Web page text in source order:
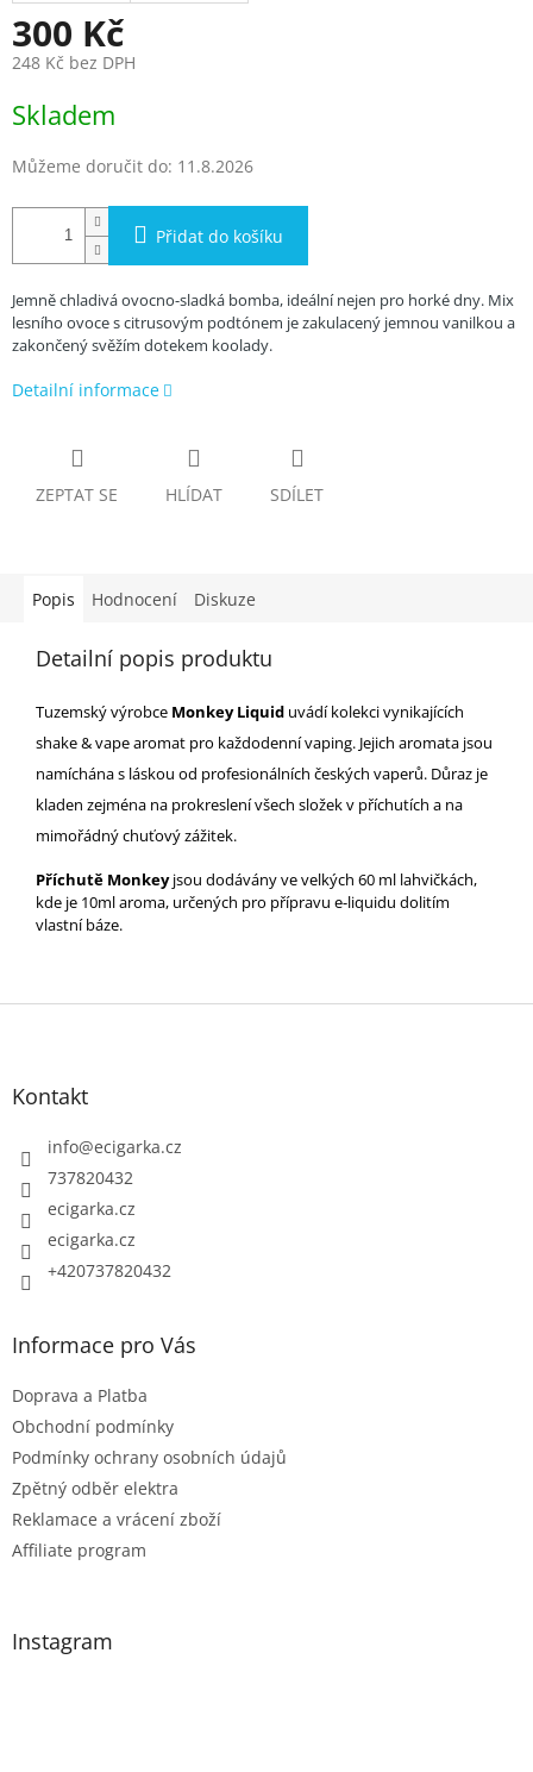
300 Kč
248 Kč bez DPH
cena:
Skladem
Můžeme doručit do: 11.8.2026
Přidat do košíku
Jemně chladivá ovocno-sladká bomba, ideální nejen pro horké dny. Mix
lesního ovoce s citrusovým podtónem je zakulacený jemnou vanilkou a
zakončený svěžím dotekem koolady.
Detailní informace
ZEPTAT SE HLÍDAT SDÍLET
Popis Hodnocení Diskuze
Detailní popis produktu
Tuzemský výrobce Monkey Liquid uvádí kolekci vynikajících
shake & vape aromat pro každodenní vaping. Jejich aromata jsou
namíchána s láskou od profesionálních českých vaperů. Důraz je
kladen zejména na prokreslení všech složek v příchutích a na
mimořádný chuťový zážitek.
Příchutě Monkeyjsou dodávány ve velkých 60 ml lahvičkách,
kde je 10ml aroma, určených pro přípravu e-liquidu dolitím
vlastní báze.
Kontakt
info@ecigarka.cz
737820432
ecigarka.cz
ecigarka.cz
+420737820432
Informace pro Vás
Doprava a Platba
Obchodní podmínky
Podmínky ochrany osobních údajů
Zpětný odběr elektra
Reklamace a vrácení zboží
Affiliate program
Instagram